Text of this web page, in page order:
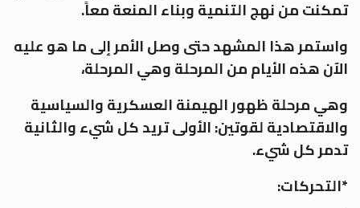
تمكنت من نهج التنمية وبناء المنعة معاً.
واستمر هذا المشهد حتى وصل الأمر إلى ما هو عليه
الآن هذه الأيام من المرحلة وهي المرحلة،
وهي مرحلة ظهور الهيمنة العسكرية والسياسية
والاقتصادية لقوتين: الأولى تريد كل شيء والثانية
تدمر كل شيء.
*التحركات: